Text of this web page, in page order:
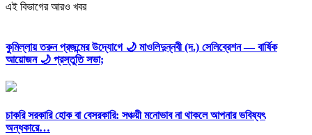
এই বিভাগের আরও খবর
কুমিল্লায় তরুন প্রজন্মের উদ্যোগে 🌙 মাওলিদুন্নবী (দ.) সেলিব্রেশন — বার্ষিক
আয়োজন 🌙 প্রস্তুতি সভা;
চাকরি সরকারি হোক বা বেসরকারি: সঞ্চয়ী মনোভাব না থাকলে আপনার ভবিষ্যৎ
অন্ধকারে…